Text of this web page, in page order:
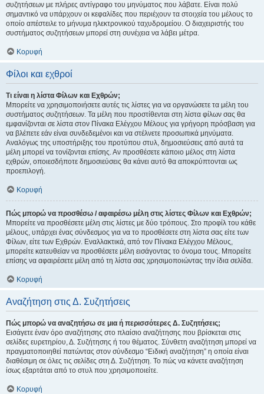
συζητήσεων με πλήρες αντίγραφο του μηνύματος που λάβατε. Είναι πολύ
σημαντικό να υπάρχουν οι κεφαλίδες που περιέχουν τα στοιχεία του μέλους το
οποίο απέστειλε το μήνυμα ηλεκτρονικού ταχυδρομείου. Ο διαχειριστής του
συστήματος συζητήσεων μπορεί στη συνέχεια να λάβει μέτρα.
Κορυφή
Φίλοι και εχθροί
Τι είναι η λίστα Φίλων και Εχθρών;
Μπορείτε να χρησιμοποιήσετε αυτές τις λίστες για να οργανώσετε τα μέλη του
συστήματος συζητήσεων. Τα μέλη που προστίθενται στη λίστα φίλων σας θα
εμφανίζονται σε λίστα στον Πίνακα Ελέγχου Μέλους για γρήγορη πρόσβαση για
να βλέπετε εάν είναι συνδεδεμένοι και να στέλνετε προσωπικά μηνύματα.
Αναλόγως της υποστήριξης του προτύπου στυλ, δημοσιεύσεις από αυτά τα
μέλη μπορεί να τονίζονται επίσης. Αν προσθέσετε κάποιο μέλος στη λίστα
εχθρών, οποιεσδήποτε δημοσιεύσεις θα κάνει αυτό θα αποκρύπτονται ως
προεπιλογή.
Κορυφή
Πώς μπορώ να προσθέσω / αφαιρέσω μέλη στις λίστες Φίλων και Εχθρών;
Μπορείτε να προσθέσετε μέλη στις λίστες με δύο τρόπους. Στο προφίλ του κάθε
μέλους, υπάρχει ένας σύνδεσμος για να το προσθέσετε στη λίστα σας είτε των
Φίλων, είτε των Εχθρών. Εναλλακτικά, από τον Πίνακα Ελέγχου Μέλους,
μπορείτε κατευθείαν να προσθέσετε μέλη εισάγοντας το όνομα τους. Μπορείτε
επίσης να αφαιρέσετε μέλη από τη λίστα σας χρησιμοποιώντας την ίδια σελίδα.
Κορυφή
Αναζήτηση στις Δ. Συζητήσεις
Πώς μπορώ να αναζητήσω σε μια ή περισσότερες Δ. Συζητήσεις;
Εισάγετε έναν όρο αναζήτησης στο πλαίσιο αναζήτησης που βρίσκεται στις
σελίδες ευρετηρίου, Δ. Συζήτησης ή του θέματος. Σύνθετη αναζήτηση μπορεί να
πραγματοποιηθεί πατώντας στον σύνδεσμο “Ειδική αναζήτηση” η οποία είναι
διαθέσιμη σε όλες τις σελίδες στη Δ. Συζήτηση. Το πώς να κάνετε αναζήτηση
ίσως εξαρτάται από το στυλ που χρησιμοποιείτε.
Κορυφή